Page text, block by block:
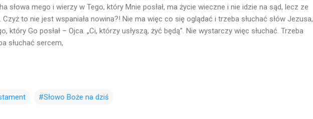
słowa mego i wierzy w Tego, który Mnie posłał, ma życie wieczne i nie idzie na sąd, lecz ze
Czyż to nie jest wspaniała nowina?! Nie ma więc co się oglądać i trzeba słuchać słów Jezusa,
który Go posłał – Ojca. „Ci, którzy usłyszą, żyć będą”. Nie wystarczy więc słuchać. Trzeba
słuchać sercem,
#Słowo Boże na dziś